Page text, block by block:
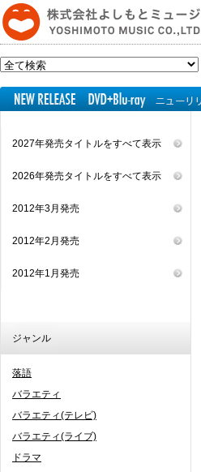
2027年発売タイトルをすべて表示
2026年発売タイトルをすべて表示
2012年3月発売
2012年2月発売
2012年1月発売
ジャンル
落語
バラエティ
バラエティ(テレビ)
バラエティ(ライブ)
ドラマ